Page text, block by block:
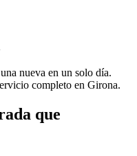
nueva en un solo día.
completo en Girona.
que